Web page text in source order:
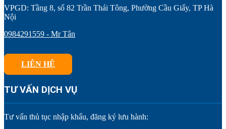
VPGD: Tầng 8, số 82 Trần Thái Tông, Phường Cầu Giấy, TP Hà
Nội
0984291559 - Mr Tân
LIÊN HỆ
TƯ VẤN DỊCH VỤ
Tư vấn thủ tục nhập khẩu, đăng ký lưu hành: